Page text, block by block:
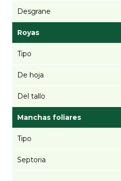
Desgrane
Royas
Tipo
De hoja
Del tallo
Manchas foliares
Tipo
Septoria